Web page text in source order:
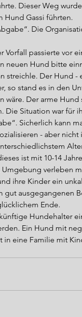
Dieser Weg
Hund Gassi führten.
Die
Vorfall passierte vor
neuen Hund bitte
streichle. Der Hund
so stand es in den
wäre. Der arme
Die Situation war für
Sicherlich kann
- aber
ist mit 10-14
Umgebung verleben
ihre Kinder ein
gut ausgegangenen
Ende.
Hundehalter
Ein Hund mit
eine Familie mit